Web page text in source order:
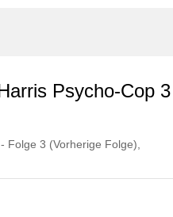
Psycho-Cop 3
Folge 3 (Vorherige Folge)